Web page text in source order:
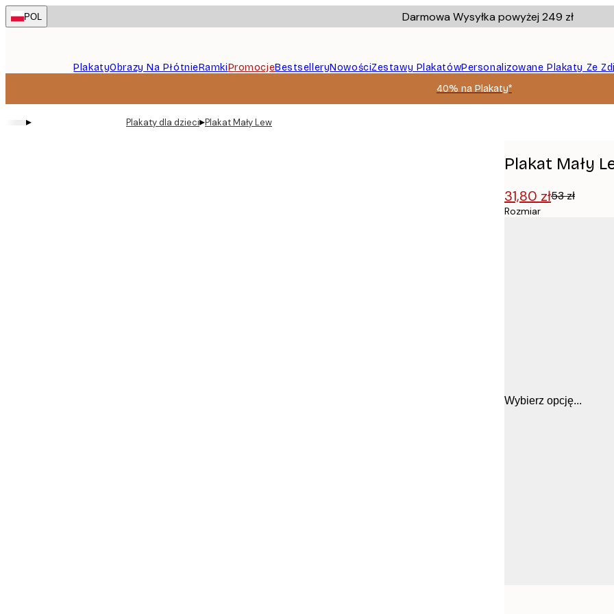
Skip
to
POL Darmowa Wysyłka powyżej 249 zł
PlakatyObrazy Na PłótnieRamkiPromocjeBestselleryNowościZestawy PlakatówPersonalizowane Plakaty Ze
40% na Plakaty*
▸ Plakaty dla dzieci▸Plakat Mały Lew
Plakat Mały
31,80 zł53 zł
Rozmiar
Wybierz opcję...